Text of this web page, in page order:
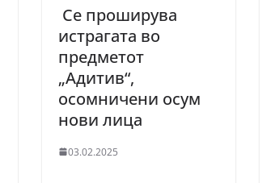
Се проширува
истрагата во
предметот
„Адитив“,
осомничени осум
нови лица
03.02.2025